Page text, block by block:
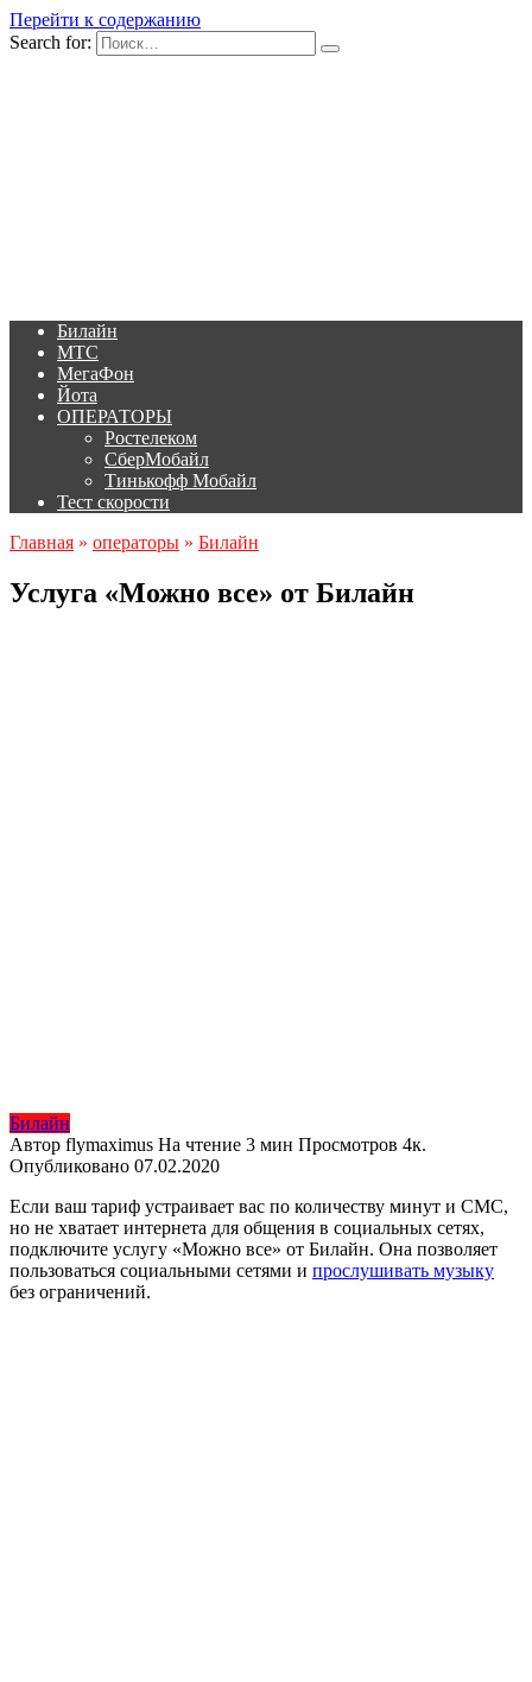
Перейти к содержанию
Search for:
Билайн
МТС
МегаФон
Йота
ОПЕРАТОРЫ
Ростелеком
СберМобайл
Тинькофф Мобайл
Тест скорости
Главная » операторы » Билайн
Услуга «Можно все» от Билайн
Билайн
Автор flymaximus На чтение 3 мин Просмотров 4к.
Опубликовано 07.02.2020
Если ваш тариф устраивает вас по количеству минут и СМС,
но не хватает интернета для общения в социальных сетях,
подключите услугу «Можно все» от Билайн. Она позволяет
пользоваться социальными сетями и прослушивать музыку
без ограничений.